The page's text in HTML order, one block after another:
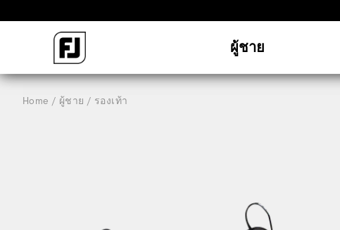
ผู้ชาย
Home ผู้ชาย รองเท้า